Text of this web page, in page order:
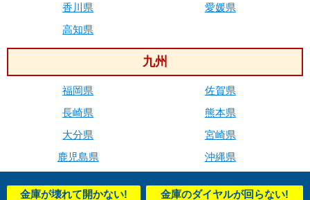
香川県
愛媛県
高知県
九州
福岡県
佐賀県
長崎県
熊本県
大分県
宮崎県
鹿児島県
沖縄県
金庫が壊れて開かない! 金庫のダイヤルが回らない!